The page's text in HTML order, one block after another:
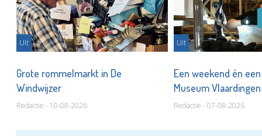
Uit
Grote rommelmarkt in De
Windwijzer
Redactie - 10-08-2026
Uit
Een weekend én
Museum
Redactie - 07-08-2026